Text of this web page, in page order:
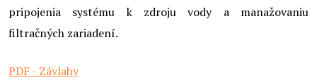
pripojenia systému k zdroju vody a manažovaniu
filtračných zariadení.
PDF - Závlahy